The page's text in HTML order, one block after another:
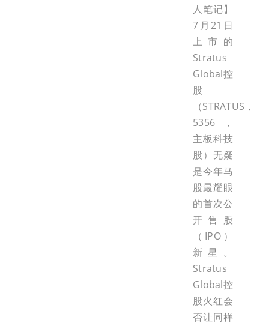
人笔记】
7月21日
上市的
Stratus
Global控
股
（STRATUS，
5356，
主板科技
股）无疑
是今年马
股最耀眼
的首次公
开售股
（IPO）
新星。
Stratus
Global控
股火红会
否让同样